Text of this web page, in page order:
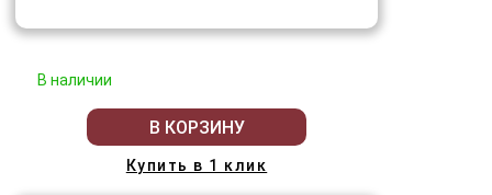
В наличии
В КОРЗИНУ
Купить в 1 клик